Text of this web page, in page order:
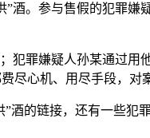
酒。参与售假的犯罪嫌
犯罪嫌疑人孙某通过用
心机、用尽手段，对
酒的链接，还有一些犯